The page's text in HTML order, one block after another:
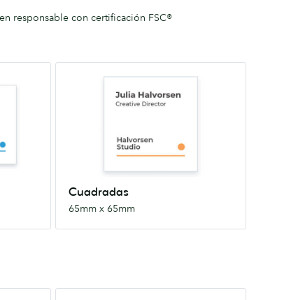
responsable con certificación FSC®
Cuadradas
65mm x 65mm